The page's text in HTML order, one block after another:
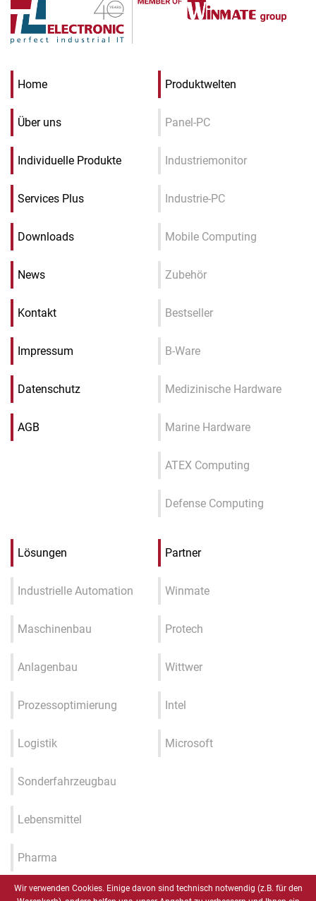
Home
Über uns
Individuelle Produkte
Services Plus
Downloads
News
Kontakt
Impressum
Datenschutz
AGB
Produktwelten
Panel-PC
Industriemonitor
Industrie-PC
Mobile Computing
Zubehör
Bestseller
B-Ware
Medizinische Hardware
Marine Hardware
ATEX Computing
Defense Computing
Lösungen
Industrielle Automation
Maschinenbau
Anlagenbau
Prozessoptimierung
Logistik
Sonderfahrzeugbau
Lebensmittel
Pharma
Industrie 4.0 / IIOT / Smart
Partner
Winmate
Protech
Wittwer
Intel
Microsoft
Wir verwenden Cookies. Einige davon sind technisch notwendig (z.B. für den